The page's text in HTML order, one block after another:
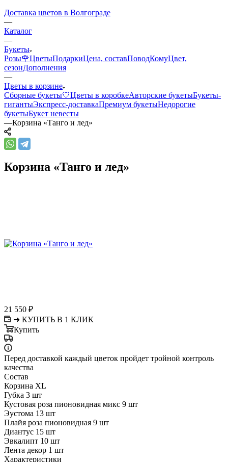
Доставка цветов в Волгограде
—
Каталог
—
Букеты
Розы🌹ЦветыПодаркиЦена, составПоводКомуЦвет,
сезонДополнения
—
Цветы в корзине
Сборные букеты🤍Цветы в коробкеАвторские букетыБукеты-
гигантыЭкспресс-доставкаПремиум букетыНедорогие
букетыБукет невесты
—Корзина «Танго и лед»
Корзина «Танго и лед»
21 550 ₽
➜ КУПИТЬ В 1 КЛИК
Купить
Перед доставкой каждый цветок пройдет тройной контроль
качества
Состав
Корзина XL
Губка 3 шт
Кустовая роза пионовидная микс 9 шт
Эустома 13 шт
Плайя роза пионовидная 9 шт
Диантус 15 шт
Эвкалипт 10 шт
Лента декор 1 шт
Характеристики